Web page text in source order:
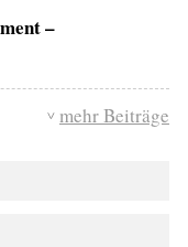
–
mehr Beiträge